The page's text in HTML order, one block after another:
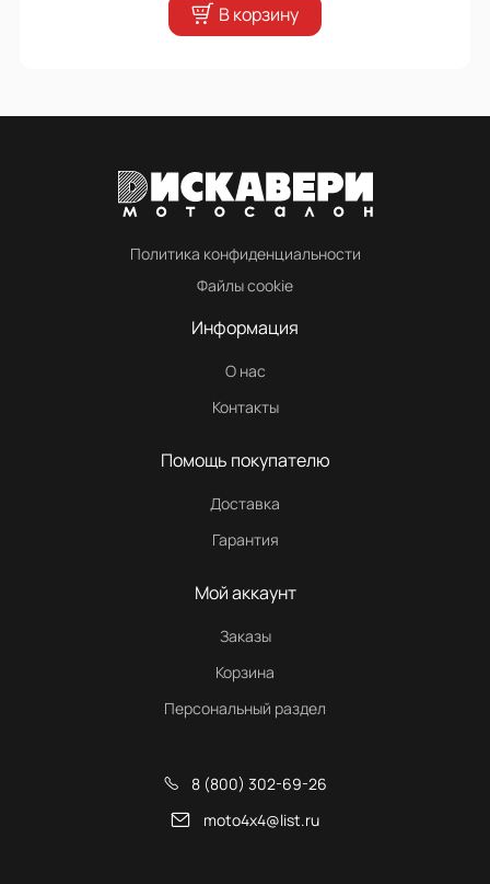
В корзину
Политика конфиденциальности
Файлы cookie
Информация
О нас
Контакты
Помощь покупателю
Доставка
Гарантия
Мой аккаунт
Заказы
Корзина
Персональный раздел
8 (800) 302-69-26
moto4x4@list.ru